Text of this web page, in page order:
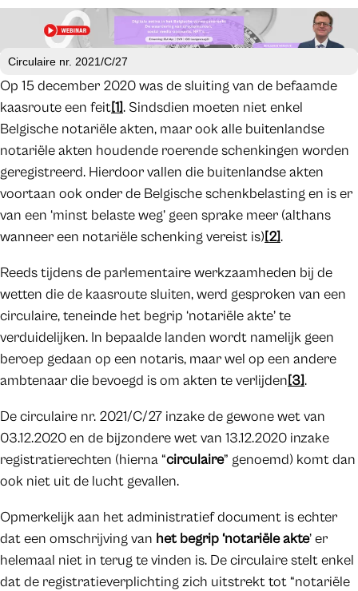
Circulaire nr. 2021/C/27
Op 15 december 2020 was de sluiting van de befaamde
kaasroute een feit[1]. Sindsdien moeten niet enkel
Belgische notariële akten, maar ook alle buitenlandse
notariële akten houdende roerende schenkingen worden
geregistreerd. Hierdoor vallen die buitenlandse akten
voortaan ook onder de Belgische schenkbelasting en is er
van een ‘minst belaste weg’ geen sprake meer (althans
wanneer een notariële schenking vereist is)[2].
Reeds tijdens de parlementaire werkzaamheden bij de
wetten die de kaasroute sluiten, werd gesproken van een
circulaire, teneinde het begrip ‘notariële akte’ te
verduidelijken. In bepaalde landen wordt namelijk geen
beroep gedaan op een notaris, maar wel op een andere
ambtenaar die bevoegd is om akten te verlijden[3].
De circulaire nr. 2021/C/27 inzake de gewone wet van
03.12.2020 en de bijzondere wet van 13.12.2020 inzake
registratierechten (hierna “circulaire” genoemd) komt dan
ook niet uit de lucht gevallen.
Opmerkelijk aan het administratief document is echter
dat een omschrijving van het begrip ‘notariële akte’ er
helemaal niet in terug te vinden is. De circulaire stelt enkel
dat de registratieverplichting zich uitstrekt tot “notariële